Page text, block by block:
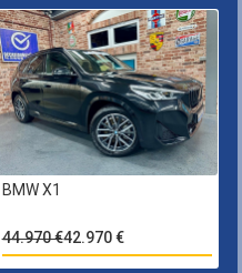
BMW X1
44.970 €42.970 €